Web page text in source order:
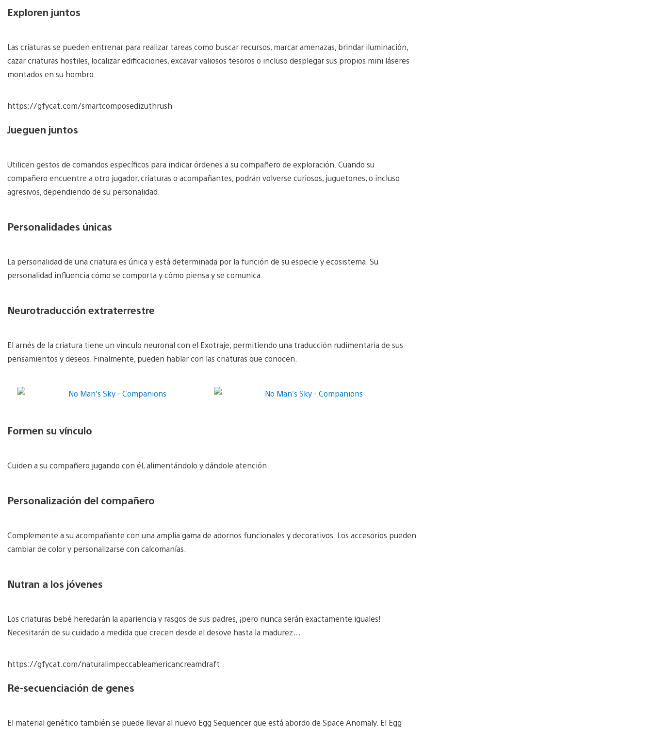
Exploren juntos
Las criaturas se pueden entrenar para realizar tareas como buscar recursos, marcar amenazas, brindar iluminación,
cazar criaturas hostiles, localizar edificaciones, excavar valiosos tesoros o incluso desplegar sus propios mini láseres
montados en su hombro.
https://gfycat.com/smartcomposedizuthrush
Jueguen juntos
Utilicen gestos de comandos específicos para indicar órdenes a su compañero de exploración. Cuando su
compañero encuentre a otro jugador, criaturas o acompañantes, podrán volverse curiosos, juguetones, o incluso
agresivos, dependiendo de su personalidad.
Personalidades únicas
La personalidad de una criatura es única y está determinada por la función de su especie y ecosistema. Su
personalidad influencia cómo se comporta y cómo piensa y se comunica.
Neurotraducción extraterrestre
El arnés de la criatura tiene un vínculo neuronal con el Exotraje, permitiendo una traducción rudimentaria de sus
pensamientos y deseos. Finalmente, pueden hablar con las criaturas que conocen.
Formen su vínculo
Cuiden a su compañero jugando con él, alimentándolo y dándole atención.
Personalización del compañero
Complemente a su acompañante con una amplia gama de adornos funcionales y decorativos. Los accesorios pueden
cambiar de color y personalizarse con calcomanías.
Nutran a los jóvenes
Los criaturas bebé heredarán la apariencia y rasgos de sus padres, ¡pero nunca serán exactamente iguales!
Necesitarán de su cuidado a medida que crecen desde el desove hasta la madurez…
https://gfycat.com/naturalimpeccableamericancreamdraft
Re-secuenciación de genes
El material genético también se puede llevar al nuevo Egg Sequencer que está abordo de Space Anomaly. El Egg